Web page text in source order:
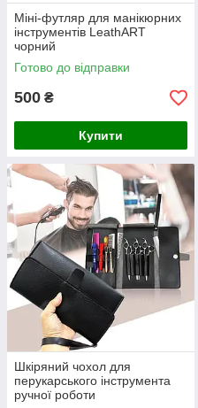
Міні-футляр для манікюрних
інструментів LeathART
чорний
Готово до відправки
500 ₴
Купити
Шкіряний чохол для
перукарського інструмента
ручної роботи